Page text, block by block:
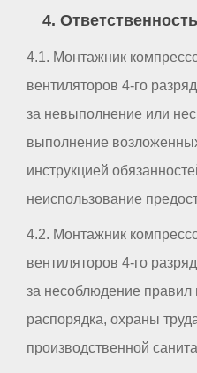
4. Ответственность
4.1. Монтажник
вентиляторов 4-го
за невыполнение или
выполнение
инструкцией
неиспользование
4.2. Монтажник
вентиляторов 4-го
за несоблюдение правил
распорядка, охраны
производственной